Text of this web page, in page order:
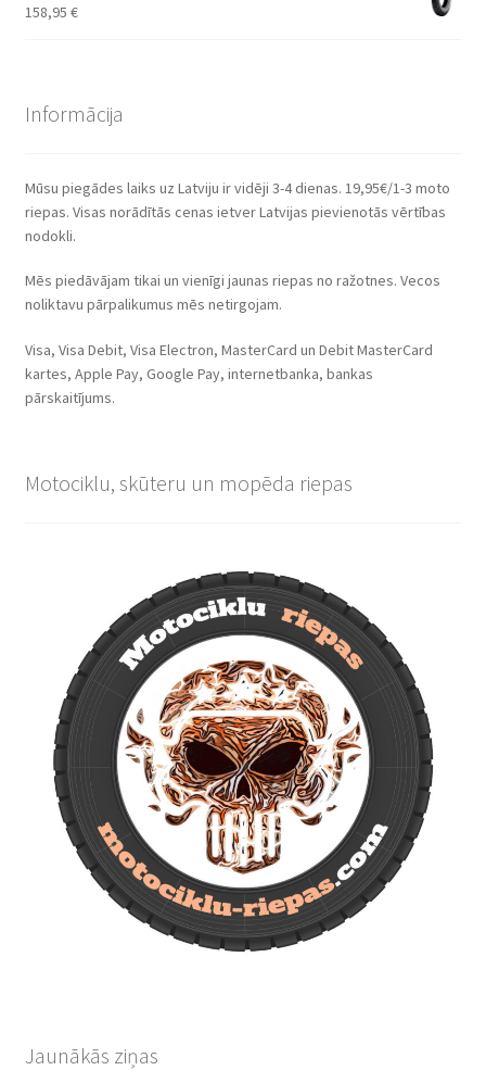
158,95 €
Informācija
Mūsu piegādes laiks uz Latviju ir vidēji 3-4 dienas. 19,95€/1-3 moto
riepas. Visas norādītās cenas ietver Latvijas pievienotās vērtības
nodokli.
Mēs piedāvājam tikai un vienīgi jaunas riepas no ražotnes. Vecos
noliktavu pārpalikumus mēs netirgojam.
Visa, Visa Debit, Visa Electron, MasterCard un Debit MasterCard
kartes, Apple Pay, Google Pay, internetbanka, bankas
pārskaitījums.
Motociklu, skūteru un mopēda riepas
Jaunākās ziņas